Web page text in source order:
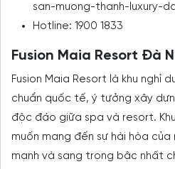
san-muong-thanh-luxury-
Hotline: 1900 1833
Fusion Maia Resort Đà
Fusion Maia Resort là khu nghỉ
chuẩn quốc tế, ý tưởng xây
độc đáo giữa spa và resort.
muốn mang đến sự hài hòa
mạnh và sang trọng bậc nhất